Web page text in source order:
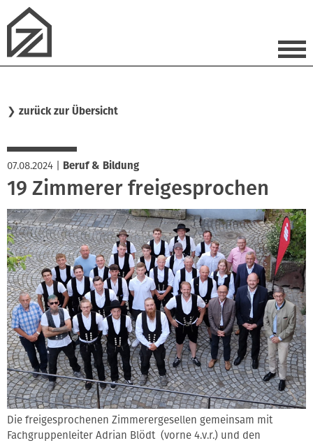
❯ zurück zur Übersicht
07.08.2024 Beruf & Bildung
19 Zimmerer freigesprochen
Die freigesprochenen Zimmerergesellen gemeinsam mit
Fachgruppenleiter Adrian Blödt (vorne 4.v.r.) und den